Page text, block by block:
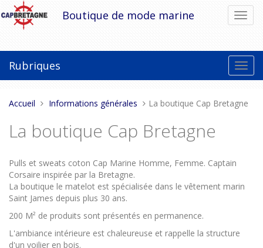
Aller
au
contenu
la
Boutique de mode marine
la
Rubriques
Vous
ici :
Accueil Informations générales La boutique Cap Bretagne
La boutique Cap Bretagne
Pulls et sweats coton Cap Marine Homme, Femme. Captain
Corsaire inspirée par la Bretagne.
La boutique le matelot est spécialisée dans le vêtement marin
Saint James depuis plus 30 ans.
200 M² de produits sont présentés en permanence.
L'ambiance intérieure est chaleureuse et rappelle la structure
d'un voilier en bois.